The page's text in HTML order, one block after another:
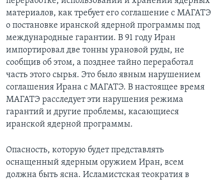
материалов, как требует его соглашение с МАГАТЭ
о постановке иранской ядерной программы под
международные гарантии. В 91 году Иран
импортировал две тонны урановой руды, не
сообщив об этом, а позднее тайно переработал
часть этого сырья. Это было явным нарушением
соглашения Ирана с МАГАТЭ. В настоящее время
МАГАТЭ расследует эти нарушения режима
гарантий и другие проблемы, касающиеся
иранской ядерной программы.
Опасность, которую будет представлять
оснащенный ядерным оружием Иран, всем
должна быть ясна. Исламистская теократия в